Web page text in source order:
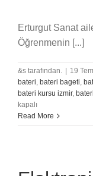
Erturgut Sanat
Öğrenmenin [...]
&s tarafından. | 19
bateri, bateri bageti,
bateri kursu izmir,
kapalı
Read More